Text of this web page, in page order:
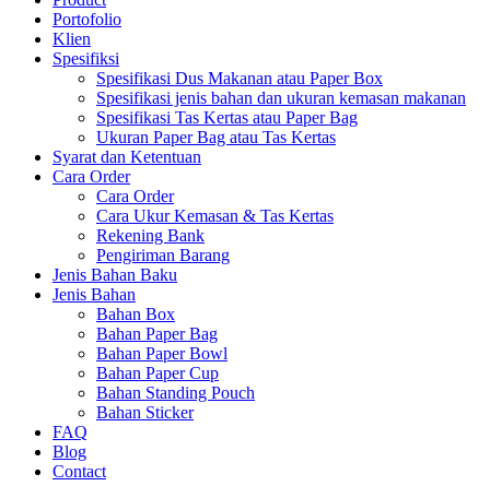
Portofolio
Klien
Spesifiksi
Spesifikasi Dus Makanan atau Paper Box
Spesifikasi jenis bahan dan ukuran kemasan makanan
Spesifikasi Tas Kertas atau Paper Bag
Ukuran Paper Bag atau Tas Kertas
Syarat dan Ketentuan
Cara Order
Cara Order
Cara Ukur Kemasan & Tas Kertas
Rekening Bank
Pengiriman Barang
Jenis Bahan Baku
Jenis Bahan
Bahan Box
Bahan Paper Bag
Bahan Paper Bowl
Bahan Paper Cup
Bahan Standing Pouch
Bahan Sticker
FAQ
Blog
Contact